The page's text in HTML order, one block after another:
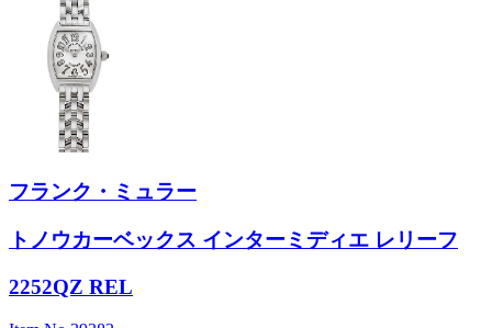
フランク・ミュラー
トノウカーベックス インターミディエ レリーフ
2252QZ REL